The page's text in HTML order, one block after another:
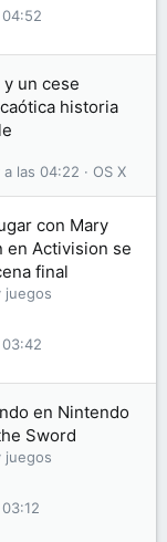
un cese
historia
OS X
a las 04:22
con Mary
en Activision se
final
juegos
en Nintendo
Sword
juegos